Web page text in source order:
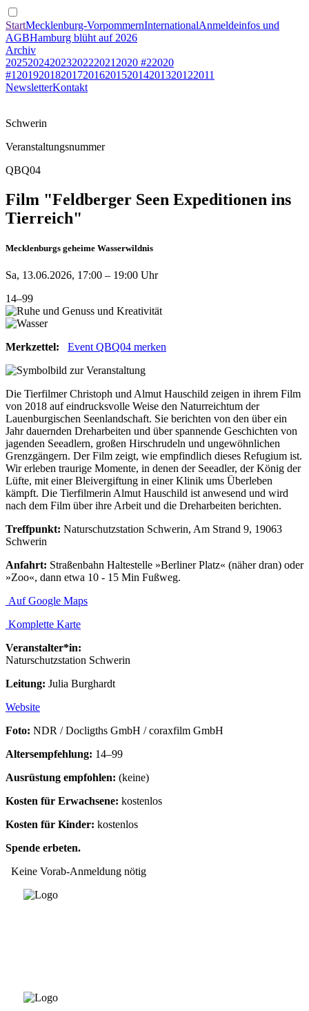
StartMecklenburg-VorpommernInternationalAnmeldeinfos und
AGBHamburg blüht auf 2026
Archiv
20252024202320222021 2020 #22020
#1 201920182017201620152014201320122011
NewsletterKontakt
Schwerin
Veranstaltungsnummer
QBQ04
Film "Feldberger Seen Expeditionen ins
Tierreich"
Mecklenburgs geheime Wasserwildnis
Sa, 13.06.2026, 17:00 – 19:00 Uhr
14–99
Merkzettel: Event QBQ04 merken
Die Tierfilmer Christoph und Almut Hauschild zeigen in ihrem Film
von 2018 auf eindrucksvolle Weise den Naturreichtum der
Lauenburgischen Seenlandschaft. Sie berichten von den über ein
Jahr dauernden Dreharbeiten und über spannende Geschichten von
jagenden Seeadlern, großen Hirschrudeln und ungewöhnlichen
Grenzgängern. Der Film zeigt, wie empfindlich dieses Refugium ist.
Wir erleben traurige Momente, in denen der Seeadler, der König der
Lüfte, mit einer Bleivergiftung in einer Klinik ums Überleben
kämpft. Die Tierfilmerin Almut Hauschild ist anwesend und wird
nach dem Film über ihre Arbeit und die Dreharbeiten berichten.
Treffpunkt: Naturschutzstation Schwerin, Am Strand 9, 19063
Schwerin
Anfahrt: Straßenbahn Haltestelle »Berliner Platz« (näher dran) oder
»Zoo«, dann etwa 10 - 15 Min Fußweg.
Auf Google Maps
Komplette Karte
Veranstalter*in:
Naturschutzstation Schwerin
Leitung: Julia Burghardt
Website
Foto: NDR / Docligths GmbH / coraxfilm GmbH
Altersempfehlung: 14–99
Ausrüstung empfohlen: (keine)
Kosten für Erwachsene: kostenlos
Kosten für Kinder: kostenlos
Spende erbeten.
Keine Vorab-Anmeldung nötig